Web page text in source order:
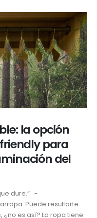
la opción
para
del
dure.” -
Puede resultarte
es así? La ropa tiene